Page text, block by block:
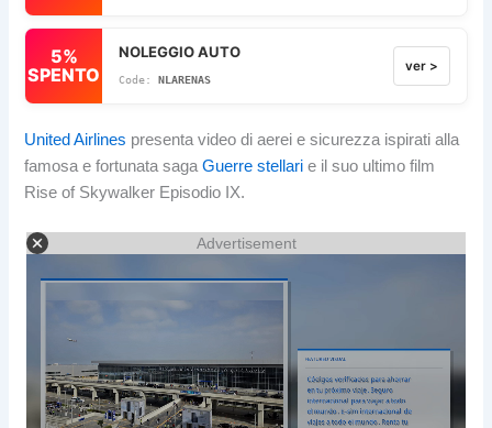
5%
SPENTO
NOLEGGIO AUTO
NLARENAS
ver >
United Airlines presenta video di aerei e sicurezza ispirati alla
famosa e fortunata sagaGuerre stellari e il suo ultimo film
Rise of Skywalker Episodio IX.
Advertisement